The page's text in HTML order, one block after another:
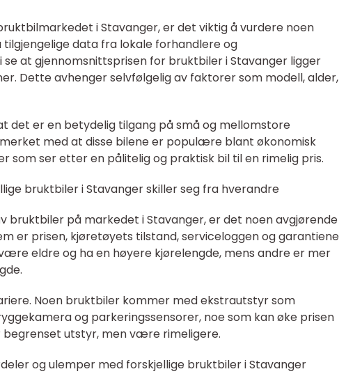
i Stavanger, er det viktig å vurdere noen
data fra lokale forhandlere og
at gjennomsnittsprisen for bruktbiler i Stavanger ligger
Dette avhenger selvfølgelig av faktorer som modell, alder,
det er en betydelig tilgang på små og mellomstore
med at disse bilene er populære blant økonomisk
som ser etter en pålitelig og praktisk bil til en rimelig pris.
bruktbiler i Stavanger skiller seg fra hverandre
bruktbiler på markedet i Stavanger, er det noen avgjørende
er prisen, kjøretøyets tilstand, serviceloggen og garantiene
eldre og ha en høyere kjørelengde, mens andre er mer
Noen bruktbiler kommer med ekstrautstyr som
og parkeringssensorer, noe som kan øke prisen
begrenset utstyr, men være rimeligere.
og ulemper med forskjellige bruktbiler i Stavanger